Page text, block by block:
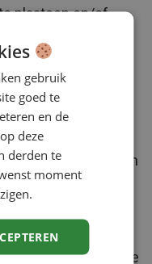
plaatsen en/of
bijzondere
hier expliciet
deze verwerking in
wet- en/of
hebben alleen
gegevens dienen te
gebruik
goed te
en de
deze
derden te
moment